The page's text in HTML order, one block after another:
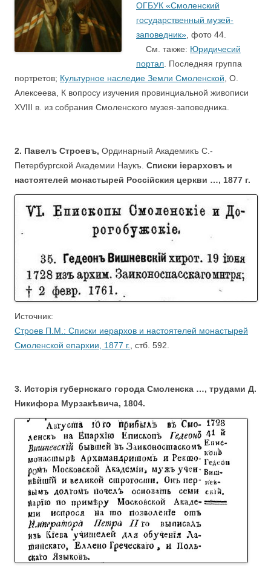
ОГБУК «Смоленский
государственный музей-
заповедник» , фото 44.
См. также: Юридичесий
портал . Последняя группа
портретов; Культурное наследие Земли Смоленской , О.
Алексеева, К вопросу изучения провинциальной живописи
XVIII в. из собрания Смоленского музея-заповедника.
2. Павелъ Строевъ, Ординарный Академикъ С.-
Петербургской Академии Наукъ. Списки iерарховъ и
настоятелей монастырей Россiйския церкви …, 1877 г.
Источник:
Строев П.М.: Списки иерархов и настоятелей монастырей
Смоленской епархии, 1877 г.
, стб. 592.
3. Исторiя губернскаго города Смоленска …, трудами Д.
Никифора Мурзакѣвича, 1804.